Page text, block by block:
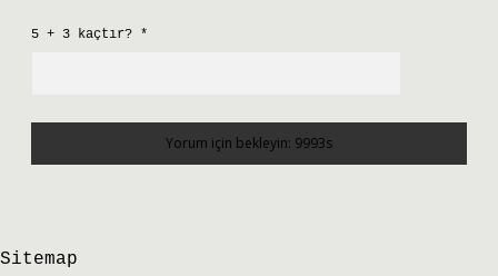
5 + 3 kaçtır? *
Sitemap